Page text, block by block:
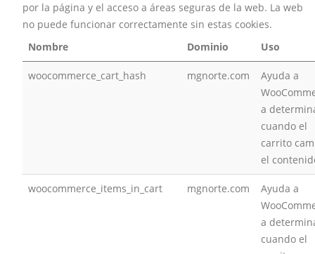
por la página y el acceso a áreas seguras de la web. La web
no puede funcionar correctamente sin estas cookies.
Nombre
Dominio Uso
woocommerce_cart_hash mgnorte.com
Ayuda a
a
cuando el
carrito
el
woocommerce_items_in_cart mgnorte.com
Ayuda a
a
cuando el